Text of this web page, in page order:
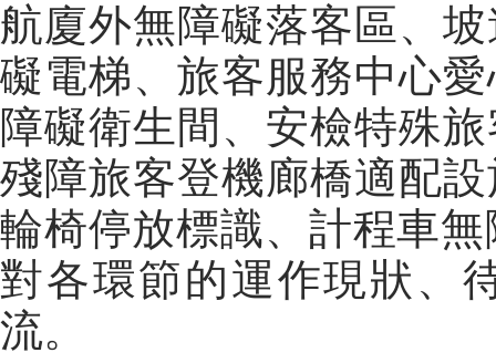
航廈外無障礙落客區、
礙電梯、旅客服務中心
障礙衛生間、安檢特殊
殘障旅客登機廊橋適配
輪椅停放標識、計程車
對各環節的運作現狀、
流。